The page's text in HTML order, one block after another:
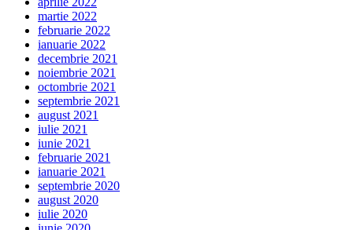
martie 2022
februarie 2022
ianuarie 2022
decembrie 2021
noiembrie 2021
octombrie 2021
septembrie 2021
august 2021
iulie 2021
iunie 2021
februarie 2021
ianuarie 2021
septembrie 2020
august 2020
iulie 2020